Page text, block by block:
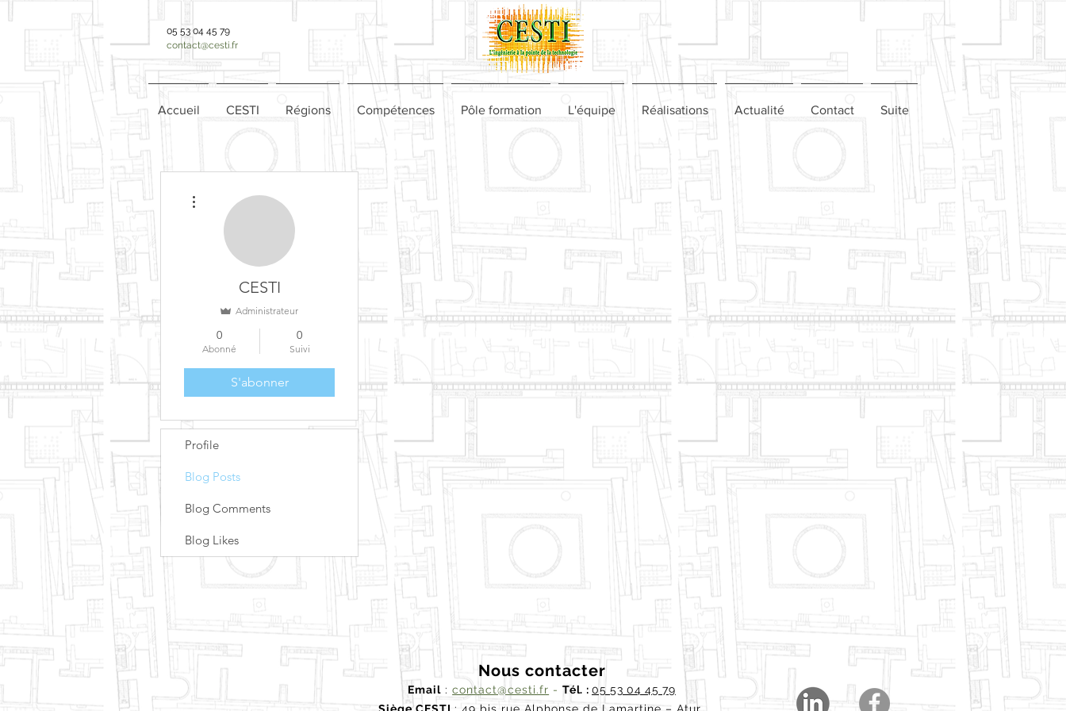
05 53 04 45 79
contact@cesti.fr
Accueil CESTI Régions Compétences Pôle formation L'équipe Réalisations Actualité Contact Suite
CESTI
Administrateur
0
Abonné
0
Suivi
S'abonner
Profile
Blog Posts
Blog Comments
Blog Likes
Nous contacter
Email :contact@cesti.fr -Tél. :05 53 04 45 79